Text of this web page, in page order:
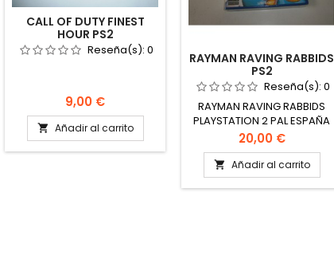
CALL OF DUTY FINEST
HOUR PS2
Reseña(s): 0
Precio
9,00 €
 Añadir al carrito
RAYMAN RAVING RABBIDS
PS2
Reseña(s): 0
RAYMAN RAVING RABBIDS
PLAYSTATION 2 PAL ESPAÑA
NUEVO Y PRECINTADO
Precio
20,00 €
 Añadir al carrito